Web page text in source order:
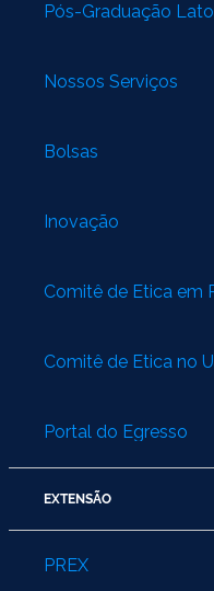
Pós-Graduação
Nossos Serviços
Bolsas
Inovação
Comitê de Ética em
Comitê de Ética no
Portal do Egresso
EXTENSÃO
PREX